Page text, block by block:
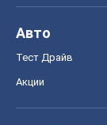
Авто
Тест Драйв
Акции